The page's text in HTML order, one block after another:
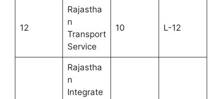
12
Rajastha
n
Transport
Service
10 L-12
Rajastha
n
Integrate